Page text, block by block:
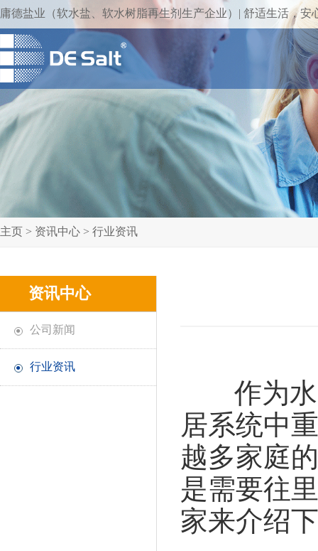
庸德盐业（软水盐、软水树脂再生剂生产企业）| 舒适生活，安
主页 > 资讯中心 > 行业资讯
资讯中心
● 公司新闻
● 行业资讯
作为水
居系统中
越多家庭
是需要往
家来介绍